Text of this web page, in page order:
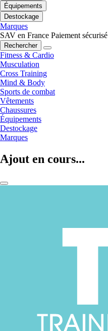
Équipements
Destockage
Marques
SAV en France Paiement sécurisé
Rechercher
Fitness & Cardio
Musculation
Cross Training
Mind & Body
Sports de combat
Vêtements
Chaussures
Équipements
Destockage
Marques
Ajout en cours...